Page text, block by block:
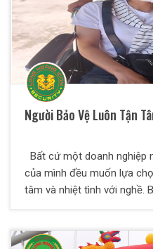
Người Bảo Vệ Luôn Tận
Bất cứ một doanh nghiệp
của mình đều muốn lựa
tâm và nhiệt tình với nghề.
chọn cho mình những